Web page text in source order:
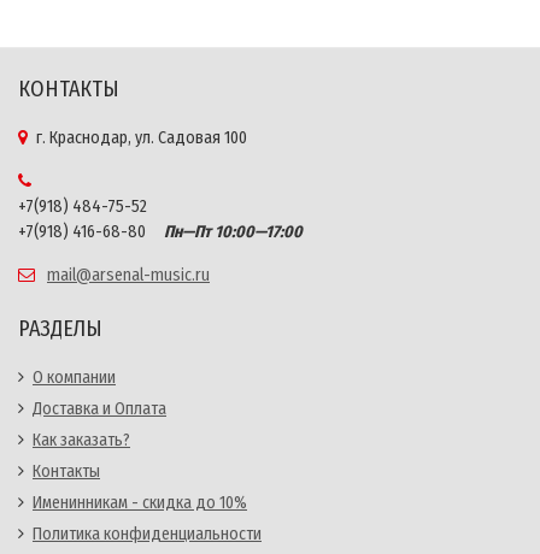
КОНТАКТЫ
г. Краснодар, ул. Садовая 100
+7(918) 484-75-52
+7(918) 416-68-80
Пн—Пт 10:00—17:00
mail@arsenal-music.ru
РАЗДЕЛЫ
О компании
Доставка и Оплата
Как заказать?
Контакты
Именинникам - скидка до 10%
Политика конфиденциальности